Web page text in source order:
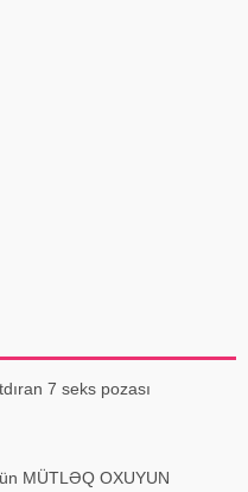
7 seks pozası
MÜTLƏQ OXUYUN